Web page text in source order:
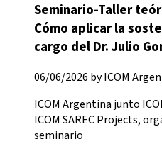
Seminario-Taller
Cómo aplicar la
cargo del Dr. Julio
06/06/2026 by ICOM
ICOM Argentina junto
ICOM SAREC Projects,
seminario